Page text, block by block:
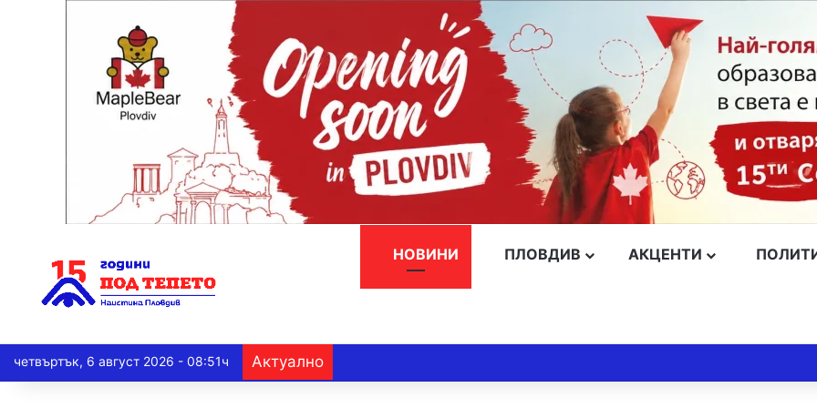
НОВИНИ ПЛОВДИВ АКЦЕНТИ
четвъртък, 6 август 2026 - 08:51ч Актуално